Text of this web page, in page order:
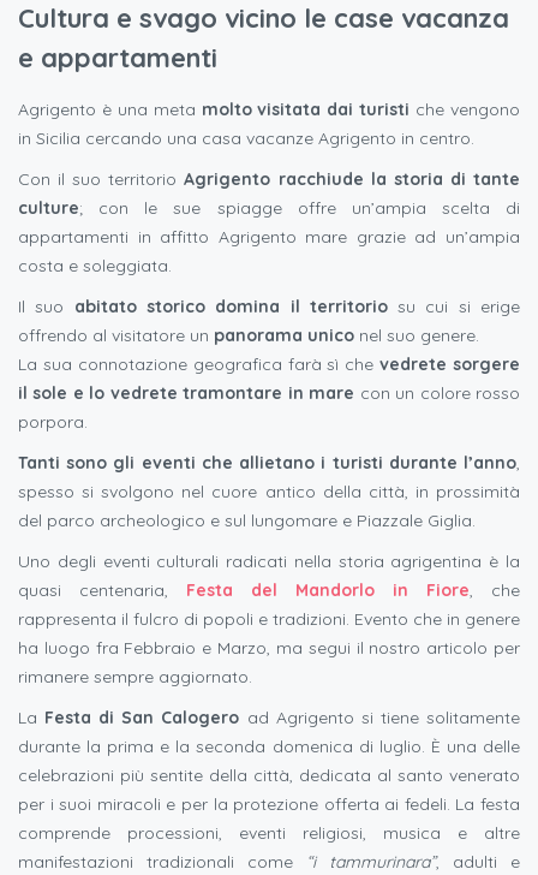
Cultura e svago vicino le case vacanza
e appartamenti
Agrigento è una meta molto visitata dai turisti che vengono
in Sicilia cercando una casa vacanze Agrigento in centro.
Con il suo territorioAgrigento racchiude la storia di tante
culture; con le sue spiagge offre un’ampia scelta di
appartamenti in affitto Agrigento mare grazie ad un’ampia
costa e soleggiata.
Il suo abitato storico domina il territoriosu cui si erige
offrendo al visitatore un panorama unico nel suo genere.
La sua connotazione geografica farà sì chevedrete sorgere
il sole e lo vedrete tramontare in mare con un colore rosso
porpora.
Tanti sono gli eventi che allietano i turisti durante l’anno,
spesso si svolgono nel cuore antico della città, in prossimità
del parco archeologico e sul lungomare e Piazzale Giglia.
Uno degli eventi culturali radicati nella storia agrigentina è la
quasi centenaria, Festa del Mandorlo in Fiore, che
rappresenta il fulcro di popoli e tradizioni. Evento che in genere
ha luogo fra Febbraio e Marzo, ma segui il nostro articolo per
rimanere sempre aggiornato.
La Festa di San Calogero ad Agrigento si tiene solitamente
durante la prima e la seconda domenica di luglio. È una delle
celebrazioni più sentite della città, dedicata al santo venerato
per i suoi miracoli e per la protezione offerta ai fedeli. La festa
comprende processioni, eventi religiosi, musica e altre
manifestazioni tradizionali come
“i tammurinara”, adulti e